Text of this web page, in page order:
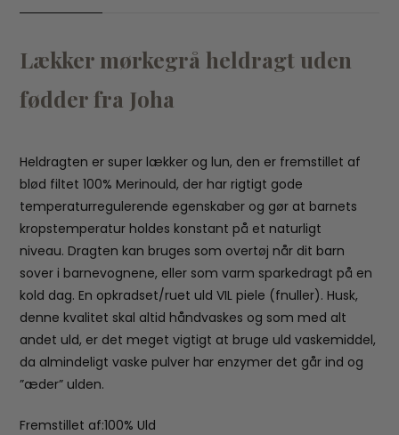
Lækker mørkegrå heldragt uden
fødder fra Joha
Heldragten er super lækker og lun, den er fremstillet af
blød filtet 100% Merinould, der har rigtigt gode
temperaturregulerende egenskaber og gør at barnets
kropstemperatur holdes konstant på et naturligt
niveau. Dragten kan bruges som overtøj når dit barn
sover i barnevognene, eller som varm sparkedragt på en
kold dag. En opkradset/ruet uld VIL piele (fnuller). Husk,
denne kvalitet skal altid håndvaskes og som med alt
andet uld, er det meget vigtigt at bruge uld vaskemiddel,
da almindeligt vaske pulver har enzymer det går ind og
”æder” ulden.
Fremstillet af:100% Uld